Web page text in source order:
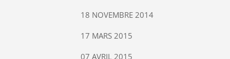
18 NOVEMBRE 2014
17 MARS 2015
07 AVRIL 2015